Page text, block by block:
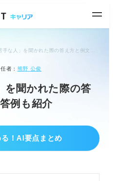
者： 熊野 公俊
を聞かれた際の答
例も紹介
！AI要点まとめ
かれる理由